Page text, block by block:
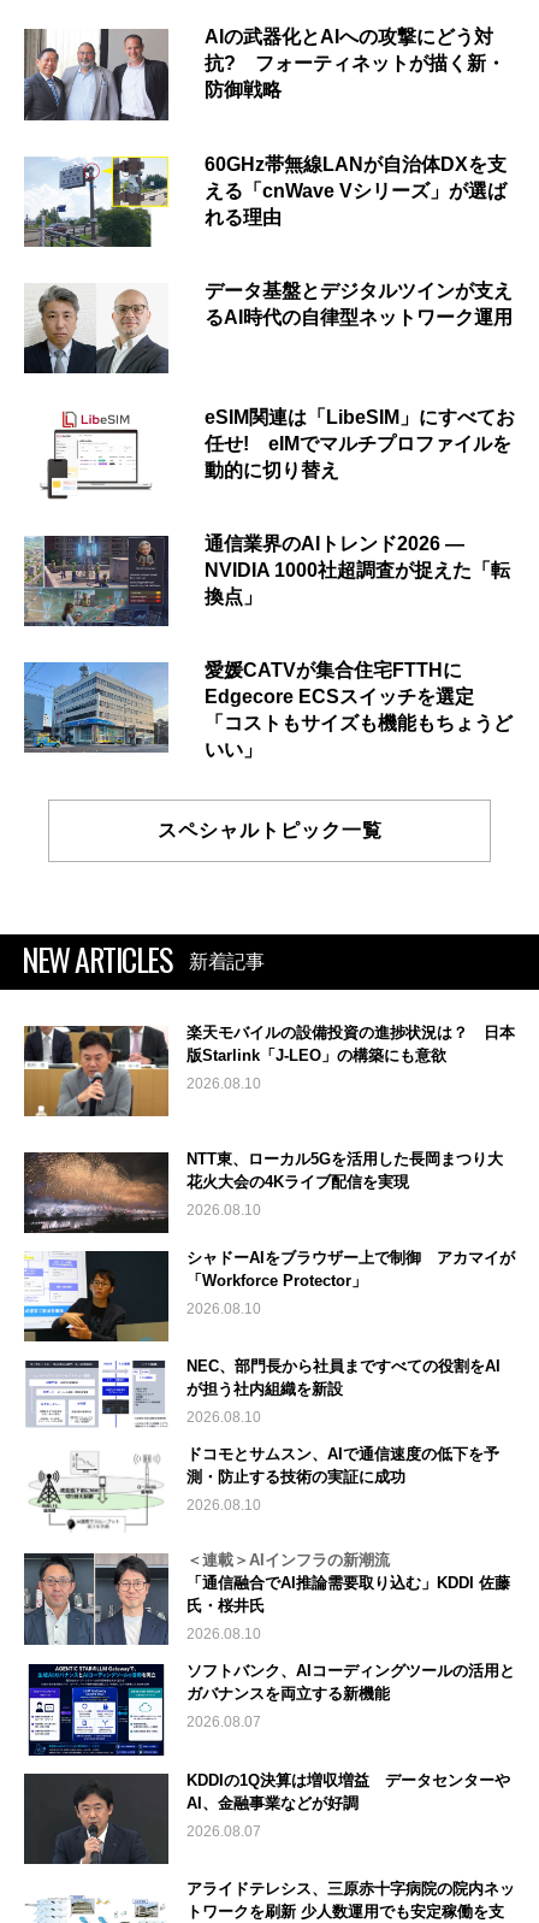
AIの武器化とAIへの攻撃にどう対
抗? フォーティネットが描く新・
防御戦略
60GHz帯無線LANが自治体DXを支
える「cnWave Vシリーズ」が選ば
れる理由
データ基盤とデジタルツインが支え
るAI時代の自律型ネットワーク運用
eSIM関連は「LibeSIM」にすべてお
任せ! eIMでマルチプロファイルを
動的に切り替え
通信業界のAIトレンド2026 ―
NVIDIA 1000社超調査が捉えた「転
換点」
愛媛CATVが集合住宅FTTHに
Edgecore ECSスイッチを選定
「コストもサイズも機能もちょうど
いい」
スペシャルトピック一覧
NEW ARTICLES 新着記事
楽天モバイルの設備投資の進捗状況は？ 日本
版Starlink「J-LEO」の構築にも意欲
2026.08.10
NTT東、ローカル5Gを活用した長岡まつり大
花火大会の4Kライブ配信を実現
2026.08.10
シャドーAIをブラウザー上で制御 アカマイが
「Workforce Protector」
2026.08.10
NEC、部門長から社員まですべての役割をAI
が担う社内組織を新設
2026.08.10
ドコモとサムスン、AIで通信速度の低下を予
測・防止する技術の実証に成功
2026.08.10
＜連載＞AIインフラの新潮流
「通信融合でAI推論需要取り込む」KDDI 佐藤
氏・桜井氏
2026.08.10
ソフトバンク、AIコーディングツールの活用と
ガバナンスを両立する新機能
2026.08.07
KDDIの1Q決算は増収増益 データセンターや
AI、金融事業などが好調
2026.08.07
アライドテレシス、三原赤十字病院の院内ネッ
トワークを刷新 少人数運用でも安定稼働を支